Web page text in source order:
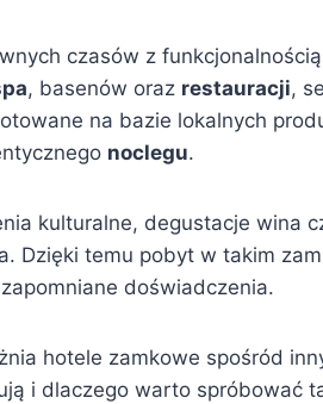
czasów z
, basenów oraz restauracji,
na bazie lokalnych
noclegu.
kulturalne, degustacje wina
Dzięki temu pobyt w takim
doświadczenia.
hotele zamkowe spośród
i dlaczego warto spróbować